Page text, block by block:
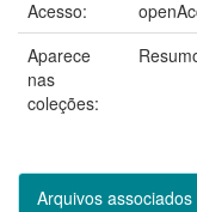
Acesso:
Aparece
nas
coleções:
Arquivos